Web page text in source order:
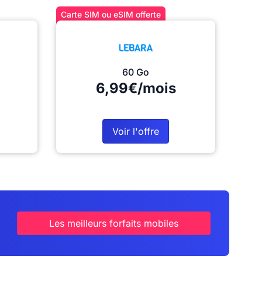
Carte SIM ou eSIM offerte
60 Go
6,99€/mois
Voir l'offre
Les meilleurs forfaits mobiles